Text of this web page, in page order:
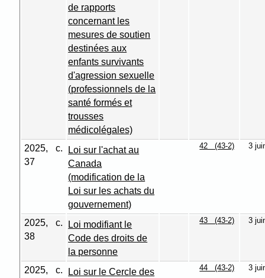
de rapports
concernant les
mesures de soutien
destinées aux
enfants survivants
d'agression sexuelle
(professionnels de la
santé formés et
trousses
médicolégales)
2025, c.
37
Loi sur l'achat au
Canada
(modification de la
Loi sur les achats du
gouvernement)
42 (43-2) 3
2025, c.
38
Loi modifiant le
Code des droits de
la personne
43 (43-2) 3
2025, c.
Loi sur le Cercle des
44 (43-2) 3